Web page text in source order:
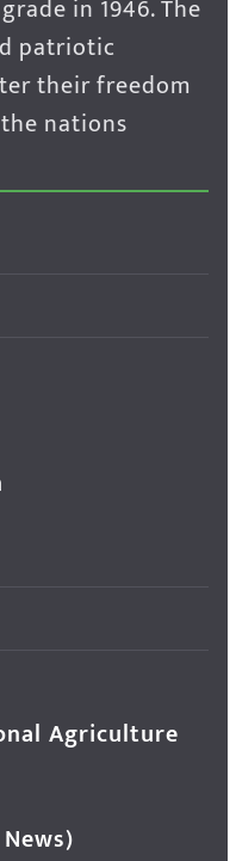
in 1946. The
patriotic
their freedom
nations
Agriculture